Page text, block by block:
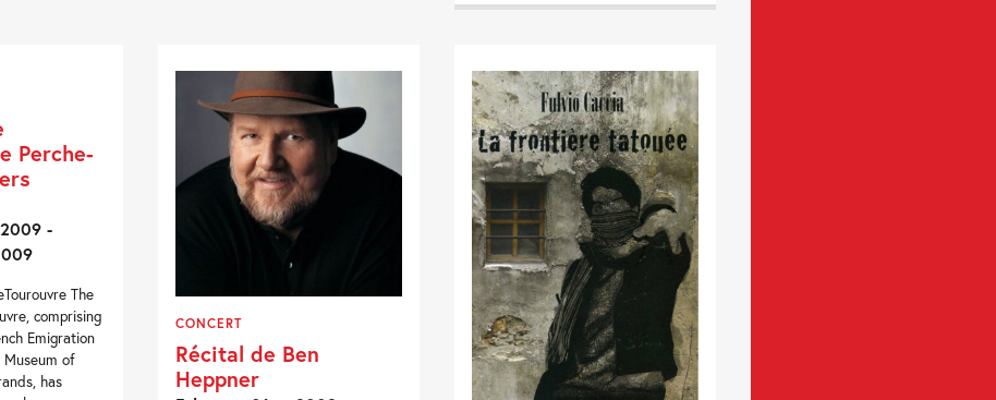
Perche-
-
The
comprising
Emigration
of
has
CONCERT
Récital de Ben
Heppner